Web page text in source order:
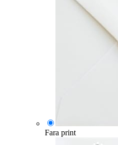
Fara print